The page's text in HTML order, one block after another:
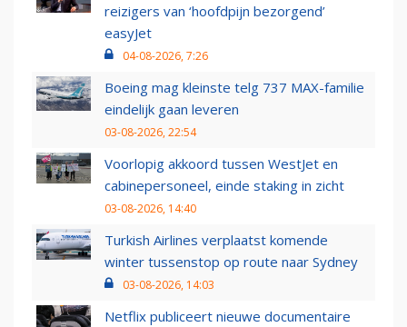
reizigers van ‘hoofdpijn bezorgend’
easyJet
04-08-2026, 7:26
Boeing mag kleinste telg 737 MAX-familie
eindelijk gaan leveren
03-08-2026, 22:54
Voorlopig akkoord tussen WestJet en
cabinepersoneel, einde staking in zicht
03-08-2026, 14:40
Turkish Airlines verplaatst komende
winter tussenstop op route naar Sydney
03-08-2026, 14:03
Netflix publiceert nieuwe documentaire